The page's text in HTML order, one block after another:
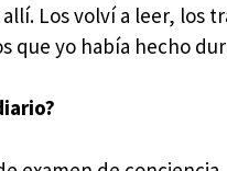
Los volví a leer, los
que yo había hecho